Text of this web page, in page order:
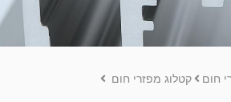
חום
קטלוג מפזרי חום